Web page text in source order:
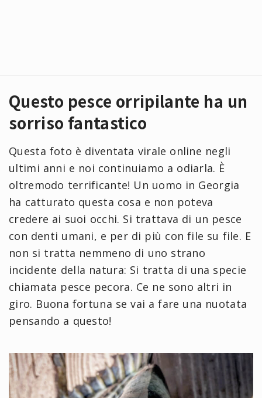
Questo pesce orripilante ha un
sorriso fantastico
Questa foto è diventata virale online negli
ultimi anni e noi continuiamo a odiarla. È
oltremodo terrificante! Un uomo in Georgia
ha catturato questa cosa e non poteva
credere ai suoi occhi. Si trattava di un pesce
con denti umani, e per di più con file su file. E
non si tratta nemmeno di uno strano
incidente della natura: Si tratta di una specie
chiamata pesce pecora. Ce ne sono altri in
giro. Buona fortuna se vai a fare una nuotata
pensando a questo!